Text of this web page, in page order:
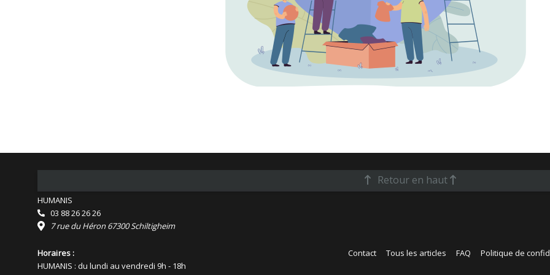
Retour en haut
Contact Tous les articles FAQ Politique de
HUMANIS
03 88 26 26 26
7 rue du Héron 67300 Schiltigheim
Horaires :
HUMANIS : du lundi au vendredi 9h - 18h